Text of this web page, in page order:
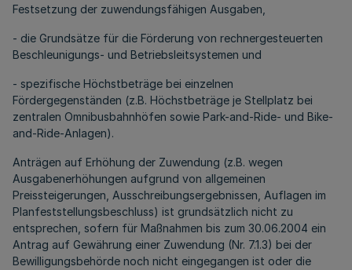
Festsetzung der zuwendungsfähigen Ausgaben,
- die Grundsätze für die Förderung von rechnergesteuerten
Beschleunigungs- und Betriebsleitsystemen und
- spezifische Höchstbeträge bei einzelnen
Fördergegenständen (z.B. Höchstbeträge je Stellplatz bei
zentralen Omnibusbahnhöfen sowie Park-and-Ride- und Bike-
and-Ride-Anlagen).
Anträgen auf Erhöhung der Zuwendung (z.B. wegen
Ausgabenerhöhungen aufgrund von allgemeinen
Preissteigerungen, Ausschreibungsergebnissen, Auflagen im
Planfeststellungsbeschluss) ist grundsätzlich nicht zu
entsprechen, sofern für Maßnahmen bis zum 30.06.2004 ein
Antrag auf Gewährung einer Zuwendung (Nr. 7.1.3) bei der
Bewilligungsbehörde noch nicht eingegangen ist oder die